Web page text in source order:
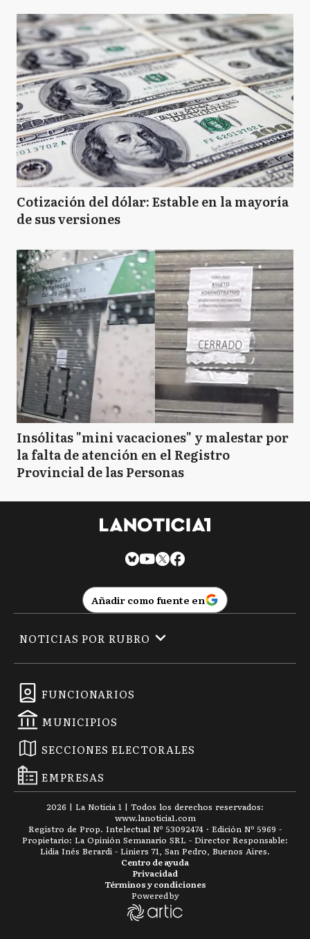
Cotización del dólar: Estable en la mayoría
de sus versiones
Insólitas "mini vacaciones" y malestar por
la falta de atención en el Registro
Provincial de las Personas
Añadir como fuente en
FUNCIONARIOS
MUNICIPIOS
SECCIONES ELECTORALES
EMPRESAS
NOTICIAS POR RUBRO
2026 | La Noticia 1 | Todos los derechos reservados:
www.lanoticia1.com
Registro de Prop. Intelectual Nº 53092474 · Edición Nº 5969 -
Propietario: La Opinión Semanario SRL - Director Responsable:
Lidia Inés Berardi - Liniers 71, San Pedro, Buenos Aires.
Términos y condiciones
Privacidad
Centro de ayuda
Powered by